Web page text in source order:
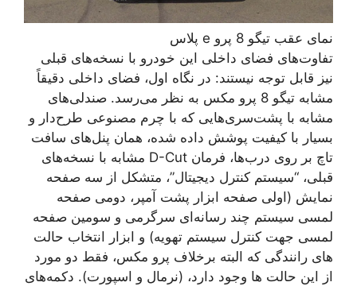
نمای عقب تیگو 8 پرو e پلاس
تفاوت‌های فضای داخلی این خودرو با نسخه‌های قبلی
نیز قابل توجه نیستند: در نگاه اول، فضای داخلی دقیقاً
مشابه تیگو 8 پرو مکس به نظر می‌رسد. صندلی‌های
مشابه با پشت‌سری‌هایی که با چرم مصنوعی طرح‌دار و
بسیار با کیفیت پوشش داده شده، همان پنل‌های سافت
تاچ بر روی درب‌ها، فرمان D-Cut مشابه با نسخه‌های
قبلی، “سیستم کنترل دیجیتال”، متشکل از سه صفحه
نمایش (اولی صفحه ابزار پشت آمپر، دومی صفحه
لمسی سیستم چند رسانه‌ای سرگرمی و سومین صفحه
لمسی جهت کنترل سیستم تهویه) و ابزار انتخاب حالت
های رانندگی که البته برخلاف پرو مکس، فقط دو مورد
از این حالت ها وجود دارد، (نرمال و اسپورت). دکمه‌های